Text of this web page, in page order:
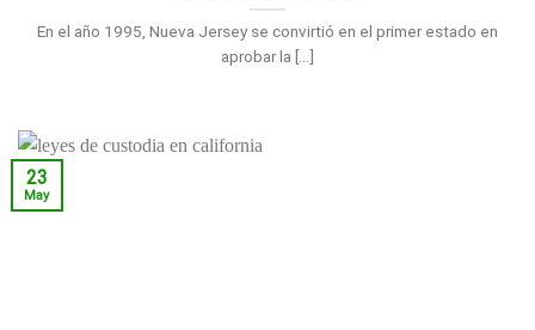
En el año 1995, Nueva Jersey se convirtió en el primer estado en
aprobar la [...]
23
May